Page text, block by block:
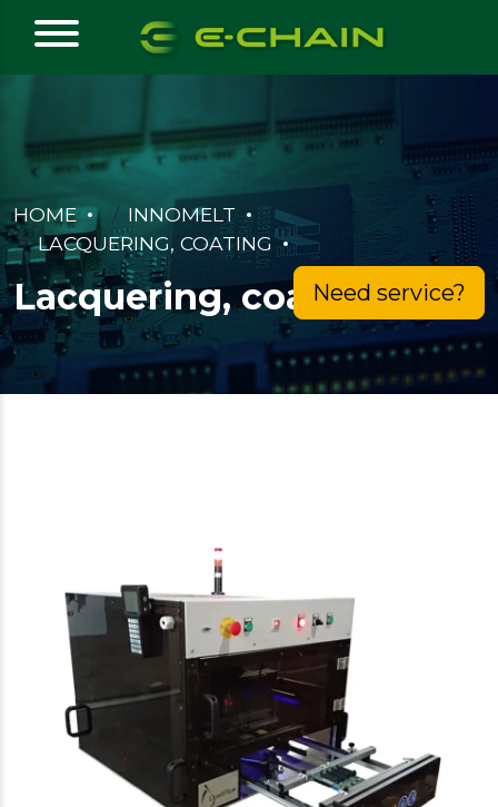
HOME
INNOMELT
LACQUERING, COATING
Lacquering, coatingNeed service?
Innomelt
Lacquering, coating
CF440 LC